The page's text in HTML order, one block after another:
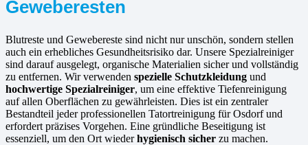
Geweberesten
Blutreste und Gewebereste sind nicht nur unschön, sondern stellen
auch ein erhebliches Gesundheitsrisiko dar. Unsere Spezialreiniger
sind darauf ausgelegt, organische Materialien sicher und vollständig
zu entfernen. Wir verwenden spezielle Schutzkleidung und
hochwertige Spezialreiniger, um eine effektive Tiefenreinigung
auf allen Oberflächen zu gewährleisten. Dies ist ein zentraler
Bestandteil jeder professionellen Tatortreinigung für Osdorf und
erfordert präzises Vorgehen. Eine gründliche Beseitigung ist
essenziell, um den Ort wiederhygienisch sicher zu machen.